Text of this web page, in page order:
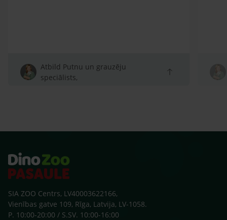
Atbild Putnu un grauzēju
speciālists,
SIA ZOO Centrs, LV40003622166,
Vienības gatve 109, Rīga, Latvija, LV-1058.
P. 10:00-20:00 / S.SV. 10:00-16:00